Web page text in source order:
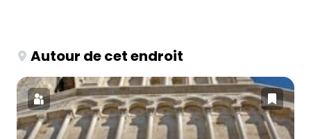
Autour de cet endroit